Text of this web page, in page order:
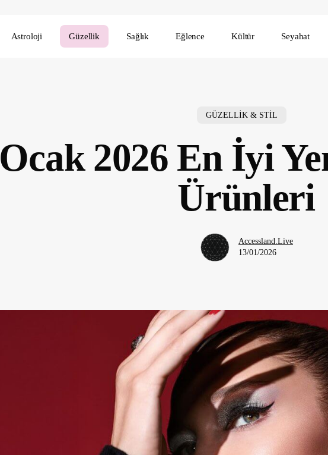
Astroloji Güzellik Sağlık Eğlence Kültür Seyahat
GÜZELLİK & STİL
Ocak 2026 En İyi
Ürünleri
Accessland.Live
13/01/2026